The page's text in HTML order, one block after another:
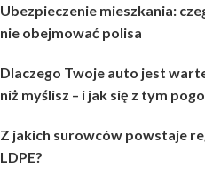
Ubezpieczenie mieszkania:
nie obejmować polisa
Dlaczego Twoje auto jest
niż myślisz – i jak się z tym
Z jakich surowców powstaje
LDPE?